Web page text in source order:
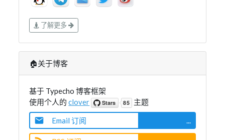
了解更多
🏠关于博客
基于 Typecho 博客框架
使用个人的clover 主题
Email 订阅 ...